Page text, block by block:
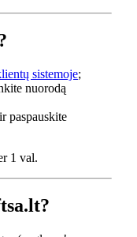
sistemoje;
nuorodą
paspauskite
1 val.